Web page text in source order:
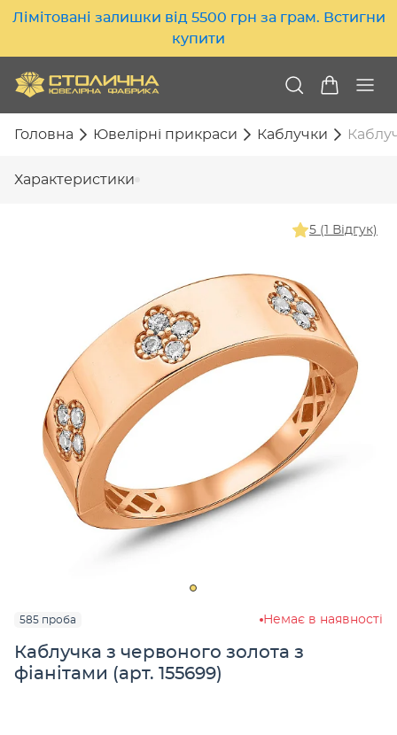
Лімітовані залишки від 5500 грн за грам. Встигни
купити
Головна Ювелірні прикраси Каблучки
Характеристики
5 (1 Відгук)
585 проба Немає в наявності
Каблучка з червоного золота з
фіанітами (арт. 155699)